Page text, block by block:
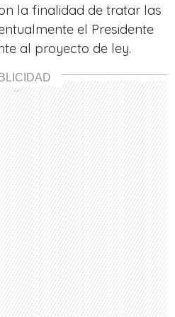
la finalidad de tratar las
el Presidente
al proyecto de ley.